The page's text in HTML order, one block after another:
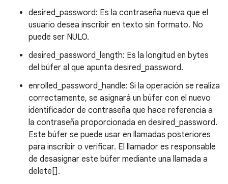
desired_password: Es la contraseña nueva que el
usuario desea inscribir en texto sin formato. No
puede ser NULO.
desired_password_length: Es la longitud en bytes
del búfer al que apunta desired_password.
enrolled_password_handle: Si la operación se realiza
correctamente, se asignará un búfer con el nuevo
identificador de contraseña que hace referencia a
la contraseña proporcionada en desired_password.
Este búfer se puede usar en llamadas posteriores
para inscribir o verificar. El llamador es responsable
de desasignar este búfer mediante una llamada a
delete[].